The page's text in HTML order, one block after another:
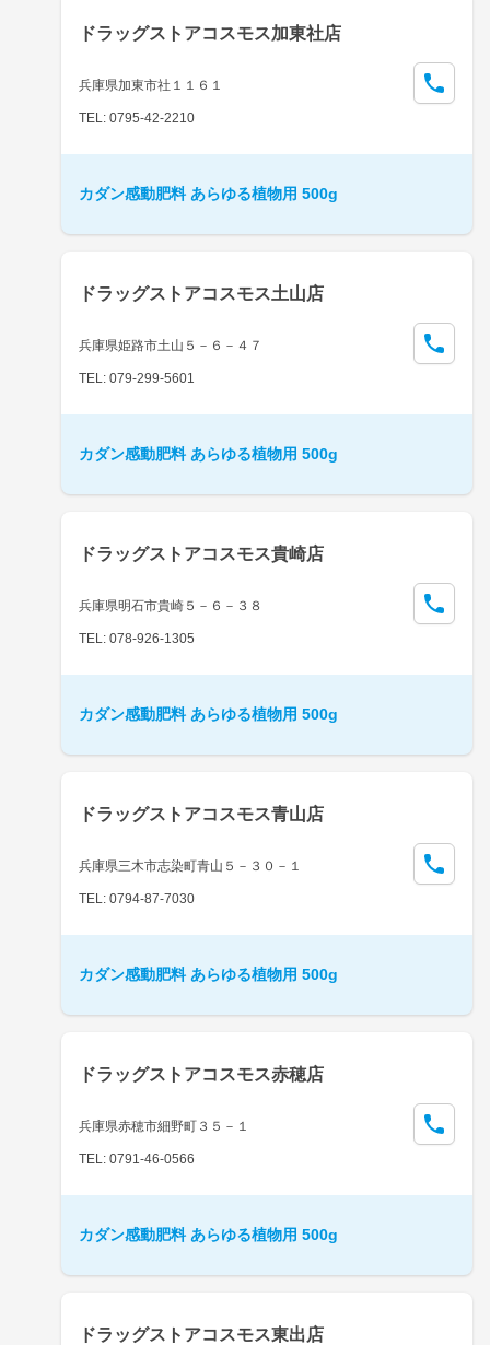
ドラッグストアコスモス加東社店
兵庫県加東市社１１６１
TEL: 0795-42-2210
カダン感動肥料 あらゆる植物用 500g
ドラッグストアコスモス土山店
兵庫県姫路市土山５－６－４７
TEL: 079-299-5601
カダン感動肥料 あらゆる植物用 500g
ドラッグストアコスモス貴崎店
兵庫県明石市貴崎５－６－３８
TEL: 078-926-1305
カダン感動肥料 あらゆる植物用 500g
ドラッグストアコスモス青山店
兵庫県三木市志染町青山５－３０－１
TEL: 0794-87-7030
カダン感動肥料 あらゆる植物用 500g
ドラッグストアコスモス赤穂店
兵庫県赤穂市細野町３５－１
TEL: 0791-46-0566
カダン感動肥料 あらゆる植物用 500g
ドラッグストアコスモス東出店